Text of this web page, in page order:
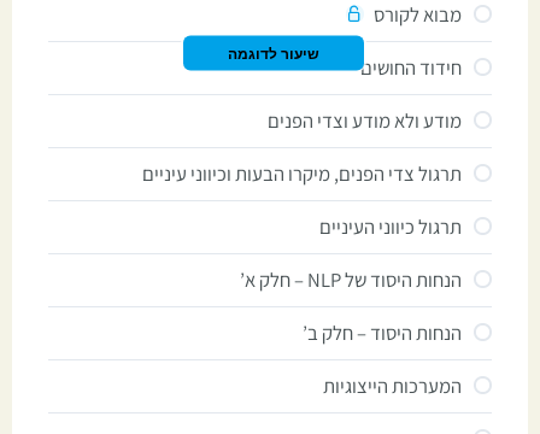
מבוא לקורס
שיעור לדוגמה
חידוד החושים
מודע ולא מודע וצדי הפנים
תרגול צדי הפנים, מיקרו הבעות וכיווני עיניים
תרגול כיווני העיניים
הנחות היסוד של NLP – חלק א’
הנחות היסוד – חלק ב’
המערכות הייצוגיות